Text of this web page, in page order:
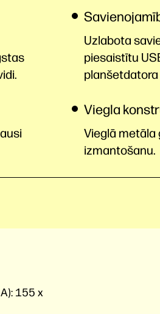
Uzlabota
piesaistītu
Viegla
Vieglā metāla
izmantošanu.
155 x